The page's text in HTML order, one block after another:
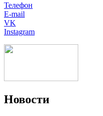
Телефон
E-mail
VK
Instagram
Новости